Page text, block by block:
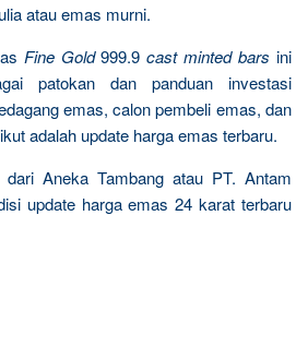
atau emas murni.
Fine Gold999.9cast minted barsini
patokan dan panduan investasi
emas, calon pembeli emas, dan
adalah update harga emas terbaru.
dari Aneka Tambang atau PT. Antam
update harga emas 24 karat terbaru